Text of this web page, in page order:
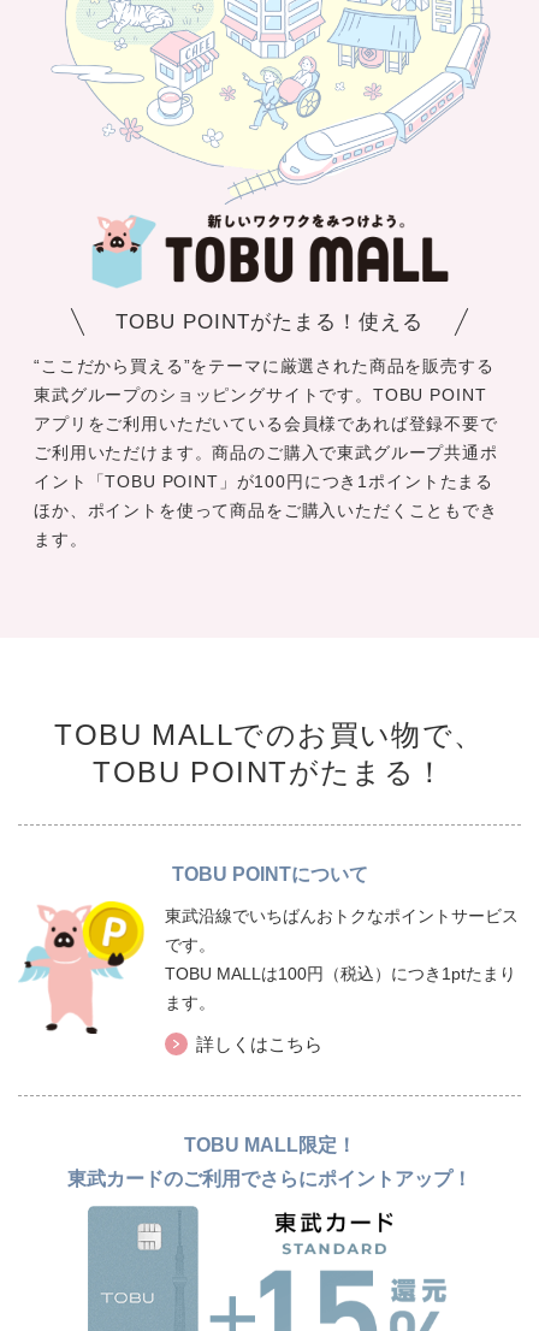
TOBU POINTがたまる！使える
“ここだから買える”をテーマに厳選された商品を販売する
東武グループのショッピングサイトです。TOBU POINT
アプリをご利用いただいている会員様であれば登録不要で
ご利用いただけます。商品のご購入で東武グループ共通ポ
イント「TOBU POINT」が100円につき1ポイントたまる
ほか、ポイントを使って商品をご購入いただくこともでき
ます。
TOBU MALLでのお買い物で、
TOBU POINTがたまる！
TOBU POINTについて
東武沿線でいちばんおトクなポイントサービス
です。
TOBU MALLは100円（税込）につき1ptたまり
ます。
詳しくはこちら
TOBU MALL限定！
東武カードのご利用でさらにポイントアップ！